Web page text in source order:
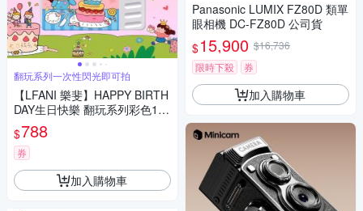
翻玩系列一次性閃光即可拍
【LFANI 樂斐】HAPPY BIRTH
DAY生日快樂 翻玩系列彩色18
張一次性閃光即可拍相機
$788
券
加入購物車
Panasonic LUMIX FZ80D 類單
眼相機 DC-FZ80D 公司貨
$15,900 $16,736
限時下殺
券
加入購物車